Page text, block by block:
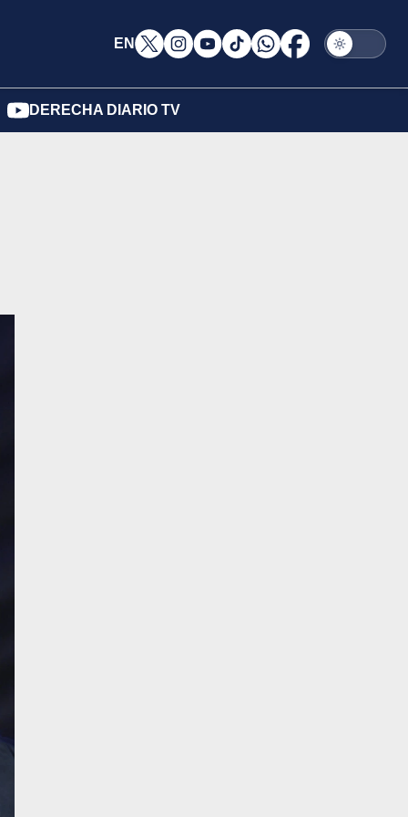
EN
DERECHA DIARIO TV